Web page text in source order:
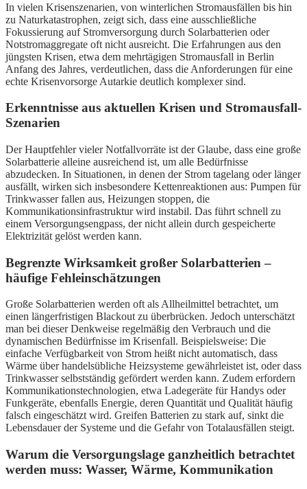
In vielen Krisenszenarien, von winterlichen Stromausfällen bis hin
zu Naturkatastrophen, zeigt sich, dass eine ausschließliche
Fokussierung auf Stromversorgung durch Solarbatterien oder
Notstromaggregate oft nicht ausreicht. Die Erfahrungen aus den
jüngsten Krisen, etwa dem mehrtägigen Stromausfall in Berlin
Anfang des Jahres, verdeutlichen, dass die Anforderungen für eine
echte Krisenvorsorge Autarkie deutlich komplexer sind.
Erkenntnisse aus aktuellen Krisen und Stromausfall-
Szenarien
Der Hauptfehler vieler Notfallvorräte ist der Glaube, dass eine große
Solarbatterie alleine ausreichend ist, um alle Bedürfnisse
abzudecken. In Situationen, in denen der Strom tagelang oder länger
ausfällt, wirken sich insbesondere Kettenreaktionen aus: Pumpen für
Trinkwasser fallen aus, Heizungen stoppen, die
Kommunikationsinfrastruktur wird instabil. Das führt schnell zu
einem Versorgungsengpass, der nicht allein durch gespeicherte
Elektrizität gelöst werden kann.
Begrenzte Wirksamkeit großer Solarbatterien –
häufige Fehleinschätzungen
Große Solarbatterien werden oft als Allheilmittel betrachtet, um
einen längerfristigen Blackout zu überbrücken. Jedoch unterschätzt
man bei dieser Denkweise regelmäßig den Verbrauch und die
dynamischen Bedürfnisse im Krisenfall. Beispielsweise: Die
einfache Verfügbarkeit von Strom heißt nicht automatisch, dass
Wärme über handelsübliche Heizsysteme gewährleistet ist, oder dass
Trinkwasser selbstständig gefördert werden kann. Zudem erfordern
Kommunikationstechnologien, etwa Ladegeräte für Handys oder
Funkgeräte, ebenfalls Energie, deren Quantität und Qualität häufig
falsch eingeschätzt wird. Greifen Batterien zu stark auf, sinkt die
Lebensdauer der Systeme und die Gefahr von Totalausfällen steigt.
Warum die Versorgungslage ganzheitlich betrachtet
werden muss: Wasser, Wärme, Kommunikation